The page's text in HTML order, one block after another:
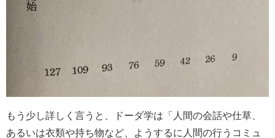
もう少し詳しく言うと、ドーダ学は「人間の会話や仕草、
あるいは衣類や持ち物など、ようするに人間の行うコミュ